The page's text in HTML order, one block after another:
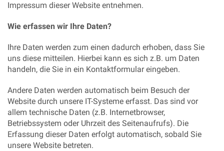
Impressum dieser Website entnehmen.
Wie erfassen wir Ihre Daten?
Ihre Daten werden zum einen dadurch erhoben, dass Sie
uns diese mitteilen. Hierbei kann es sich z.B. um Daten
handeln, die Sie in ein Kontaktformular eingeben.
Andere Daten werden automatisch beim Besuch der
Website durch unsere IT-Systeme erfasst. Das sind vor
allem technische Daten (z.B. Internetbrowser,
Betriebssystem oder Uhrzeit des Seitenaufrufs). Die
Erfassung dieser Daten erfolgt automatisch, sobald Sie
unsere Website betreten.